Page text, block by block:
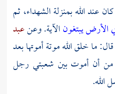
عند الله بمنزلة الشهداء، ثم
الأرض يبتغونالآية. وعنعبد
ما خلق الله موتة أموتها بعد
من أن أموت بين شعبتي رجل